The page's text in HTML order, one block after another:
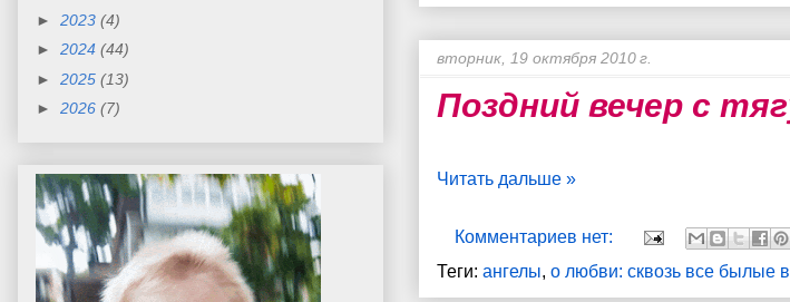
вторник, 19 октября 2010 г.
Поздний вечер с
Читать дальше »
Комментариев нет:
Теги: ангелы, о любви: сквозь все былые
► 2023 (4)
► 2024 (44)
► 2025 (13)
► 2026 (7)